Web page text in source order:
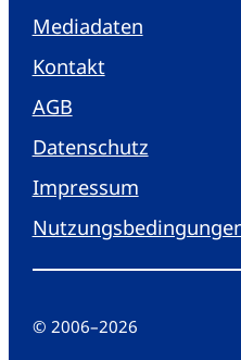
Mediadaten
Kontakt
AGB
Datenschutz
Impressum
© 2006–2026